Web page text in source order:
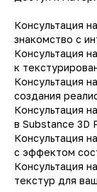
Консультация
знакомство с
Консультация
к
Консультация
создания
Консультация
в Substance 3D
Консультация
с эффектом
Консультация
текстур для